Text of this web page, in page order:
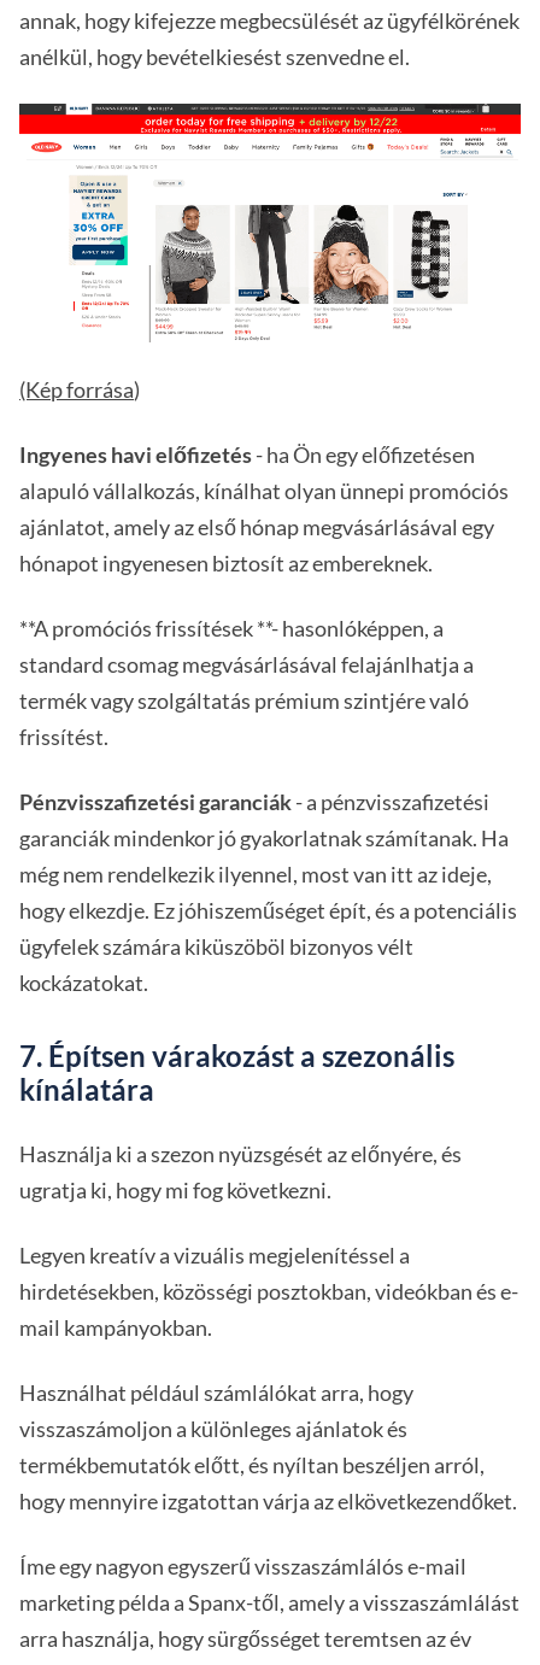
annak, hogy kifejezze megbecsülését az ügyfélkörének
anélkül, hogy bevételkiesést szenvedne el.
(Kép forrása)
Ingyenes havi előfizetés- ha Ön egy előfizetésen
alapuló vállalkozás, kínálhat olyan ünnepi promóciós
ajánlatot, amely az első hónap megvásárlásával egy
hónapot ingyenesen biztosít az embereknek.
**A promóciós frissítések **- hasonlóképpen, a
standard csomag megvásárlásával felajánlhatja a
termék vagy szolgáltatás prémium szintjére való
frissítést.
Pénzvisszafizetési garanciák- a pénzvisszafizetési
garanciák mindenkor jó gyakorlatnak számítanak. Ha
még nem rendelkezik ilyennel, most van itt az ideje,
hogy elkezdje. Ez jóhiszeműséget épít, és a potenciális
ügyfelek számára kiküszöböl bizonyos vélt
kockázatokat.
7. Építsen várakozást a szezonális
kínálatára
Használja ki a szezon nyüzsgését az előnyére, és
ugratja ki, hogy mi fog következni.
Legyen kreatív a vizuális megjelenítéssel a
hirdetésekben, közösségi posztokban, videókban és e-
mail kampányokban.
Használhat például számlálókat arra, hogy
visszaszámoljon a különleges ajánlatok és
termékbemutatók előtt, és nyíltan beszéljen arról,
hogy mennyire izgatottan várja az elkövetkezendőket.
Íme egy nagyon egyszerű visszaszámlálós e-mail
marketing példa a Spanx-től, amely a visszaszámlálást
arra használja, hogy sürgősséget teremtsen az év